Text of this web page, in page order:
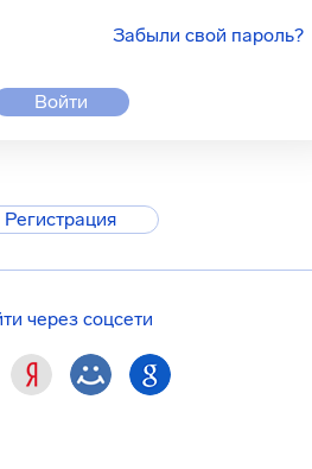
Забыли свой пароль?
Войти
Регистрация
через соцсети